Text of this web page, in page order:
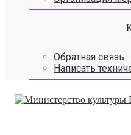
Обратная связь
Написать